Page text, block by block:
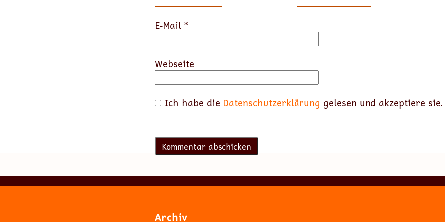
E-Mail *
Webseite
Ich habe die Datenschutzerklärung gelesen und akzeptiere sie.
Archiv